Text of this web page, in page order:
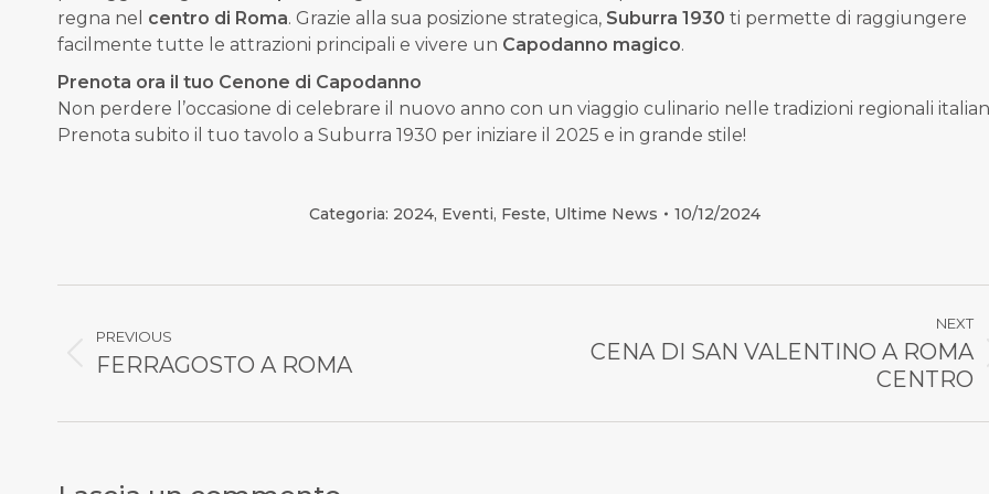
regna nel centro di Roma. Grazie alla sua posizione strategica, Suburra 1930 ti permette di raggiungere
facilmente tutte le attrazioni principali e vivere un Capodanno magico.
Prenota ora il tuo Cenone di Capodanno
Non perdere l’occasione di celebrare il nuovo anno con un viaggio culinario nelle tradizioni regionali
Prenota subito il tuo tavolo a Suburra 1930 per iniziare il 2025 e in grande stile!
Categoria: 2024, Eventi, Feste, Ultime News 10/12/2024
PREVIOUS
Stile
FERRAGOSTO A ROMA
NEXT
Numero
posts:
CENA DI SAN VALENTINO A ROMA
CENTRO